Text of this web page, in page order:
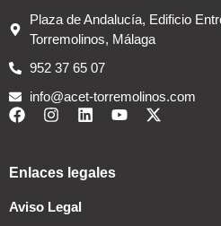
Plaza de Andalucía, Edificio
Torremolinos, Málaga
952 37 65 07
info@acet-torremolinos.com
Enlaces legales
Aviso Legal